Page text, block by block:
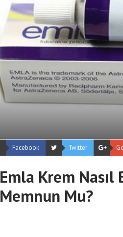
Facebook Twitter
Emla Krem
Memnun Mu?